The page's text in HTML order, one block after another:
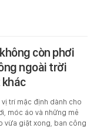
còn phơi
ngoài trời
vị trí mặc định dành cho
móc áo và những mẻ
vừa giặt xong, ban công